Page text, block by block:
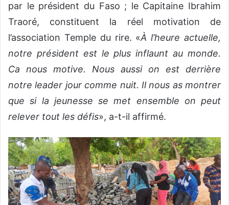
par le président du Faso ; le Capitaine Ibrahim
Traoré, constituent la réel motivation de
l’association Temple du rire. «À l’heure actuelle,
notre président est le plus inflaunt au monde.
Ca nous motive. Nous aussi on est derrière
notre leader jour comme nuit. Il nous as montrer
que si la jeunesse se met ensemble on peut
relever tout les défis», a-t-il affirmé.